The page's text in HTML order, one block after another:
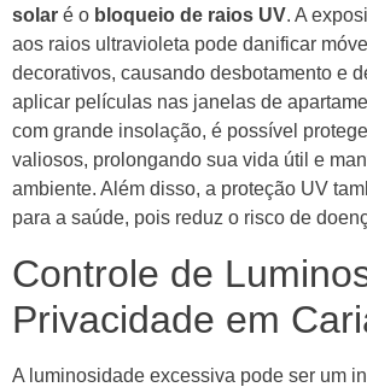
solar é o bloqueio de raios UV. A
aos raios ultravioleta pode danificar
decorativos, causando desbotamento e
aplicar películas nas janelas de
com grande insolação, é possível
valiosos, prolongando sua vida útil e
ambiente. Além disso, a proteção UV
para a saúde, pois reduz o risco de
Controle de
Privacidade em
A luminosidade excessiva pode ser um